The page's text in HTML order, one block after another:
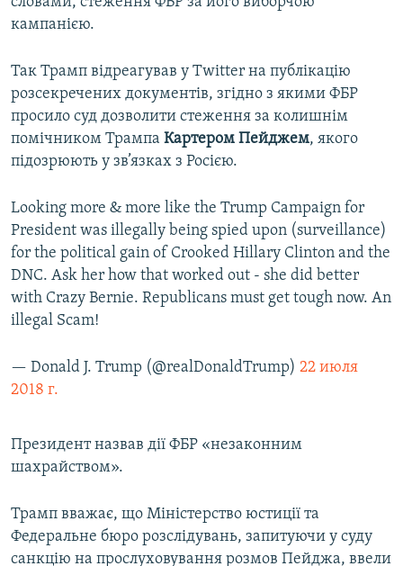
кампанією.
Так Трамп відреагував у Twitter на публікацію
розсекречених документів, згідно з якими ФБР
просило суд дозволити стеження за колишнім
помічником Трампа Картером Пейджем, якого
підозрюють у зв’язках з Росією.
Looking more & more like the Trump Campaign for
President was illegally being spied upon (surveillance)
for the political gain of Crooked Hillary Clinton and the
DNC. Ask her how that worked out - she did better
with Crazy Bernie. Republicans must get tough now. An
illegal Scam!
— Donald J. Trump (@realDonaldTrump) 22 июля
2018 г.
Президент назвав дії ФБР «незаконним
шахрайством».
Трамп вважає, що Міністерство юстиції та
Федеральне бюро розслідувань, запитуючи у суду
санкцію на прослуховування розмов Пейджа, ввели